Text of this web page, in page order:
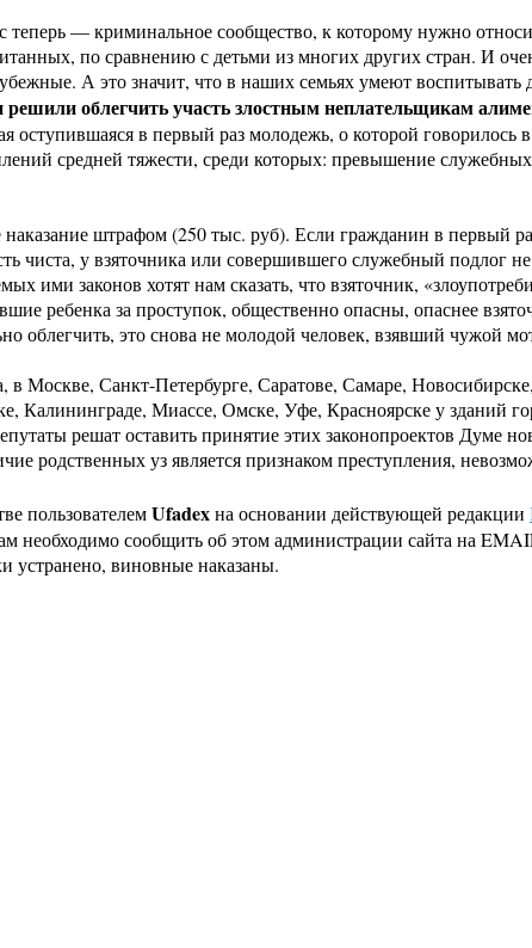
— криминальное сообщество, к которому нужно
по сравнению с детьми из многих других стран. И
А это значит, что в наших семьях умеют воспитывать
облегчить участь злостным неплательщикам
оступившаяся в первый раз молодежь, о которой
средней тяжести, среди которых: превышение
штрафом (250 тыс. руб). Если гражданин в первый
чиста, у взяточника или совершившего служебный
ими законов хотят нам сказать, что взяточник,
ребенка за проступок, общественно опасны, опаснее
облегчить, это снова не молодой человек, взявший чужой
в Москве, Санкт-Петербурге, Саратове, Самаре,
Калининграде, Миассе, Омске, Уфе, Красноярске у зданий
решат оставить принятие этих законопроектов Думе
родственных уз является признаком преступления,
пользователемUfadexна основании действующей редакции
необходимо сообщить об этом администрации сайта на
устранено, виновные наказаны.